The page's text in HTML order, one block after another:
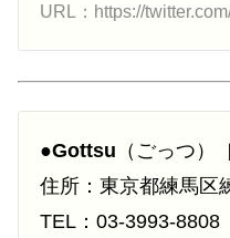
URL：https://
●Gottsu （ごっつ）
住所：東京都練馬区
TEL：03-3993-8808